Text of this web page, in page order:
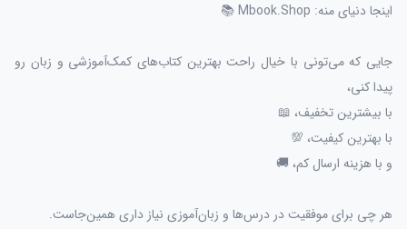
اینجا دنیای منه: Mbook.Shop 📚
جایی که می‌تونی با خیال راحت بهترین کتاب‌های کمک‌آموزشی و زبان رو
پیدا کنی،
با بیشترین تخفیف، 📖
با بهترین کیفیت، 💯
و با هزینه ارسال کم، 🚚
هر چی برای موفقیت در درس‌ها و زبان‌آموزی نیاز داری همین‌جاست.